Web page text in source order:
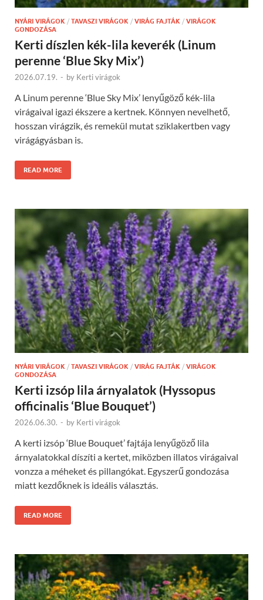
NYÁRI VIRÁGOK / TAVASZI VIRÁGOK / VIRÁG FAJTÁK / VIRÁGOK
GONDOZÁSA
Kerti díszlen kék-lila keverék (Linum
perenne ‘Blue Sky Mix’)
2026.07.19. - by Kerti virágok
A Linum perenne ‘Blue Sky Mix’ lenyűgöző kék-lila
virágaival igazi ékszere a kertnek. Könnyen nevelhető,
hosszan virágzik, és remekül mutat sziklakertben vagy
virágágyásban is.
READ MORE
NYÁRI VIRÁGOK / TAVASZI VIRÁGOK / VIRÁG FAJTÁK / VIRÁGOK
GONDOZÁSA
Kerti izsóp lila árnyalatok (Hyssopus
officinalis ‘Blue Bouquet’)
2026.06.30. - by Kerti virágok
A kerti izsóp ‘Blue Bouquet’ fajtája lenyűgöző lila
árnyalatokkal díszíti a kertet, miközben illatos virágaival
vonzza a méheket és pillangókat. Egyszerű gondozása
miatt kezdőknek is ideális választás.
READ MORE